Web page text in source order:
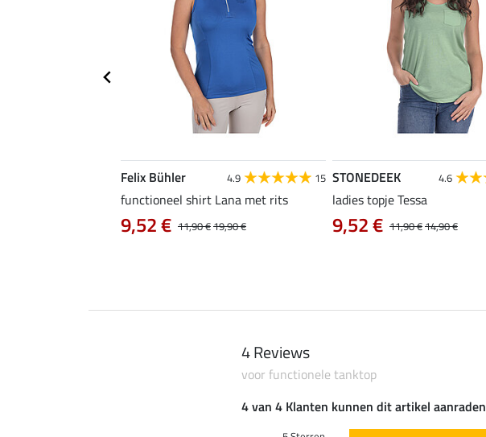
Felix Bühler 4.9 15
functioneel shirt Lana met rits
11,90 €19,90 €
9,52 €
STONEDEEK 4.6
ladies topje Tessa
11,90 €14,90 €
9,52 €
4 Reviews
voor functionele tanktop
4 van 4 Klanten kunnen dit artikel aanraden